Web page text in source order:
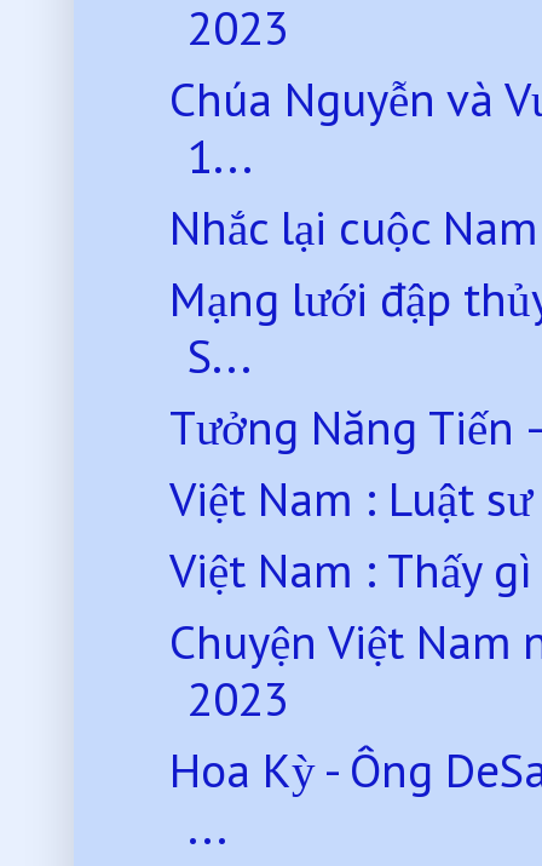
2023
Chúa Nguyễn và
1...
Nhắc lại cuộc
Mạng lưới đập
S...
Tưởng Năng Tiến
Việt Nam : Luật
Việt Nam : Thấy
Chuyện Việt Nam
2023
Hoa Kỳ - Ông
...